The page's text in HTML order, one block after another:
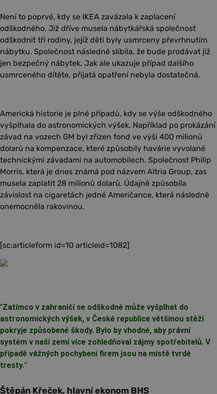
Není to poprvé, kdy se IKEA zavázala k zaplacení
odškodného. Již dříve musela nábytkářská společnost
odškodnit tři rodiny, jejíž děti byly usmrceny převrhnutím
nábytku. Společnost následně slíbila, že bude prodávat již
jen bezpečný nábytek. Jak ale ukazuje případ dalšího
usmrceného dítěte, přijatá opatření nebyla dostatečná.
Americká historie je plné případů, kdy se výše odškodného
vyšplhala do astronomických výšek. Například po prokázání
závad na vozech GM byl zřízen fond ve výši 400 milionů
dolarů na kompenzace, které způsobily havárie vyvolané
technickými závadami na automobilech. Společnost Philip
Morris, která je dnes známá pod názvem Altria Group, zas
musela zaplatit 28 milionů dolarů. Údajně způsobila
závislost na cigaretách jedné Američance, která následně
onemocněla rakovinou.
[sc:articleform id=10 articleid=1082]
"Zatímco v zahraničí se odškodné může vyšplhat do
astronomických výšek, v České republice většinou stěží
pokryje způsobené škody. Bylo by vhodné, aby právní
systém v naší zemi více zohledňoval zájmy spotřebitelů. V
případě vážných pochybení firem jsou na místě tvrdé
tresty."
Štěpán Křeček, hlavní ekonom BHS